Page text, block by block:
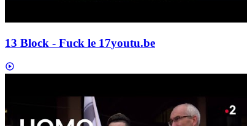
13 Block - Fuck le 17youtu.be